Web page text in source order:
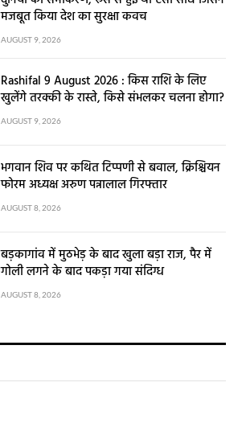
मजबूत किया देश का सुरक्षा कवच
AUGUST 9, 2026
Rashifal 9 August 2026 : किस राशि के लिए
खुलेंगे तरक्की के रास्ते, किसे संभलकर चलना होगा?
AUGUST 9, 2026
भगवान शिव पर कथित टिप्पणी से बवाल, क्रिश्चियन
फोरम अध्यक्ष अरुण पन्नालाल गिरफ्तार
AUGUST 8, 2026
बड़कागांव में मुठभेड़ के बाद खुला बड़ा राज, पैर में
गोली लगने के बाद पकड़ा गया संदिग्ध
AUGUST 8, 2026